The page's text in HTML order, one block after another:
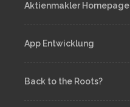
Aktienmakler Homepage
App Entwicklung
Back to the Roots?